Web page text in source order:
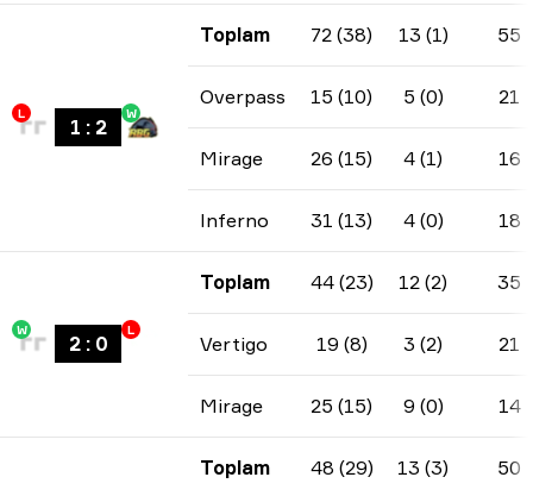
L
1 : 2
W
Toplam 72 (38) 13 (1) 55
Overpass 15 (10) 5 (0) 21
Mirage 26 (15) 4 (1) 16
Inferno 31 (13) 4 (0) 18
W
2: 0
L
Toplam 44 (23) 12 (2) 35
Vertigo 19 (8) 3 (2) 21
Mirage 25 (15) 9 (0) 14
Toplam 48 (29) 13 (3) 50